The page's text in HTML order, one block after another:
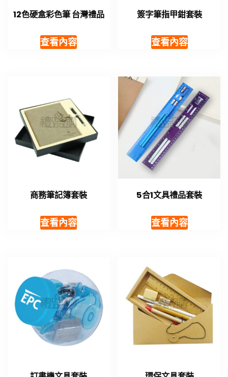
12色硬盒彩色筆 台灣禮品
查看內容
簽字筆指甲鉗套裝
查看內容
商務筆記簿套裝
查看內容
5合1文具禮品套裝
查看內容